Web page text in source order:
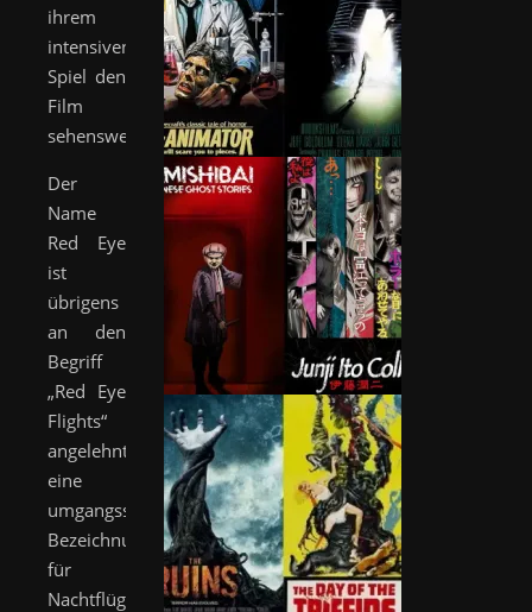
ihrem
intensiven
Spiel den
Film
sehenswert.
Der
Name
Red Eye
ist
übrigens
an den
Begriff
„Red Eye
Flights“
angelehnt,
eine
umgangssprachliche
Bezeichnung
für
Nachtflüge,